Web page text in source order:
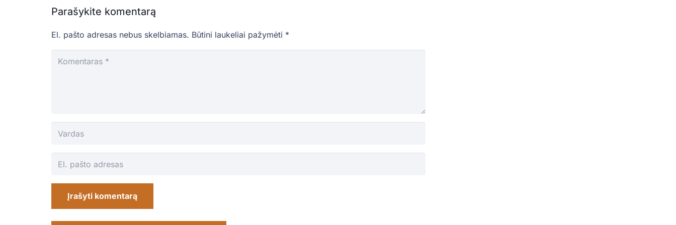
Parašykite komentarą
El. pašto adresas nebus skelbiamas. Būtini laukeliai pažymėti *
Įrašyti komentarą